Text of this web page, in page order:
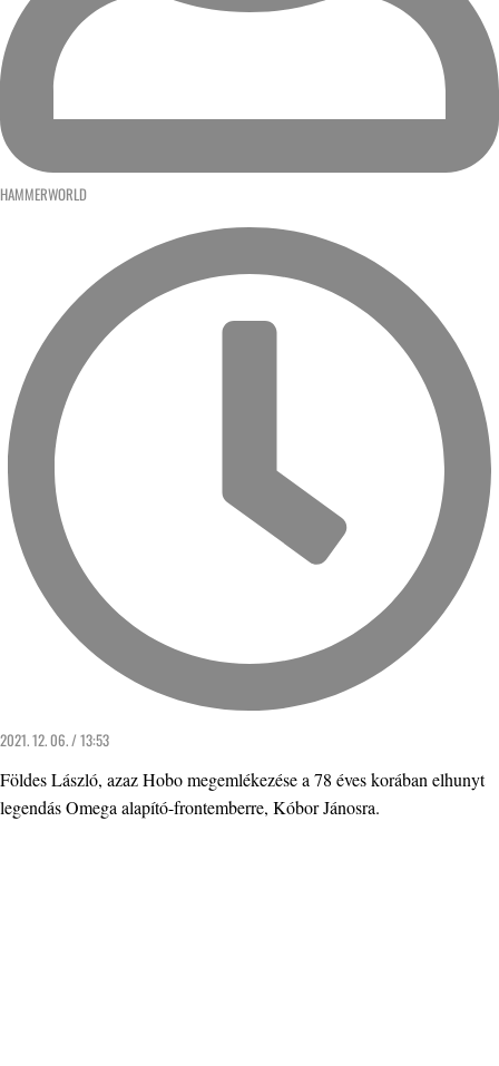
HAMMERWORLD
2021. 12. 06. / 13:53
Földes László, azaz Hobo megemlékezése a 78 éves korában elhunyt
legendás Omega alapító-frontemberre, Kóbor Jánosra.